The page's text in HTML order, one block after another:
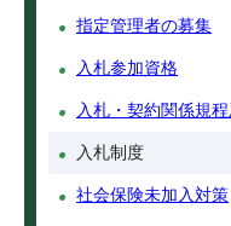
指定管理者の募集
入札参加資格
入札・契約関係規
入札制度
社会保険未加入対策